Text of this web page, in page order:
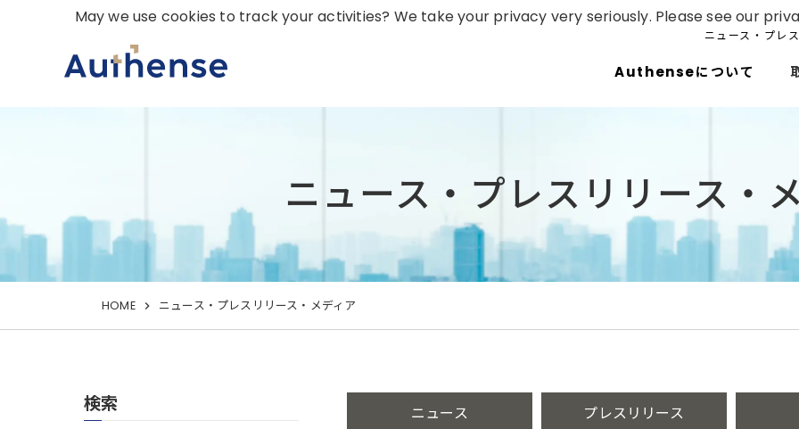
ニュース・プレ
Authenseについて
ニュース・プレスリリース・
HOME ニュース・プレスリリース・メディア
ニュース プレスリリース
検索
May we use cookies to track your activities? We take your privacy very seriously. Please see our